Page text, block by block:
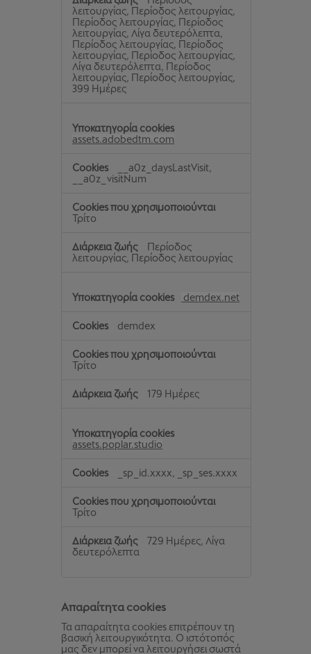
λειτουργίας, Περίοδος λειτουργίας,
Περίοδος λειτουργίας, Περίοδος
λειτουργίας, Λίγα δευτερόλεπτα,
Περίοδος λειτουργίας, Περίοδος
λειτουργίας, Περίοδος λειτουργίας,
Λίγα δευτερόλεπτα, Περίοδος
λειτουργίας, Περίοδος λειτουργίας,
399 Ημέρες
assets.adobedtm.com
__a0z_daysLastVisit,
__a0z_visitNum
Τρίτο
Περίοδος
λειτουργίας, Περίοδος λειτουργίας
demdex.net
demdex
Τρίτο
179 Ημέρες
assets.poplar.studio
_sp_id.xxxx, _sp_ses.xxxx
Τρίτο
729 Ημέρες, Λίγα
δευτερόλεπτα
Απαραίτητα cookies
Τα απαραίτητα cookies επιτρέπουν τη
βασική λειτουργικότητα. Ο ιστότοπός
μας δεν μπορεί να λειτουργήσει σωστά